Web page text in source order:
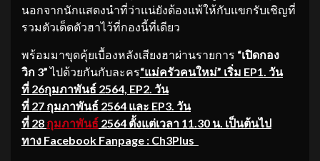
นอกจากนักแสดงนำที่ว่าแน่ยังต้องแพ้ให้กับแขกรับเชิญที่
รวมตัวเด็ดตัวฮาไว้ที่กองนี้ที่เดียว
พร้อมมาขุดคุ้ยเบื้องหลังเสียงฮาผ่านรายการ “เปิดกอง
วิก 3”ไปด้วยกันกับละคร“แม่ครัวคนใหม่” เริ่ม EP1. วัน
ที่ 26กุมภาพันธ์ 2564, EP2. วัน
ที่ 27 กุมภาพันธ์ 2564 และ EP3. วัน
ที่ 28 กุมภาพันธ์ 2564 ตั้งแต่เวลา 11.30 น. เป็นต้นไป
ทาง Facebook Fanpage : Ch3Plus